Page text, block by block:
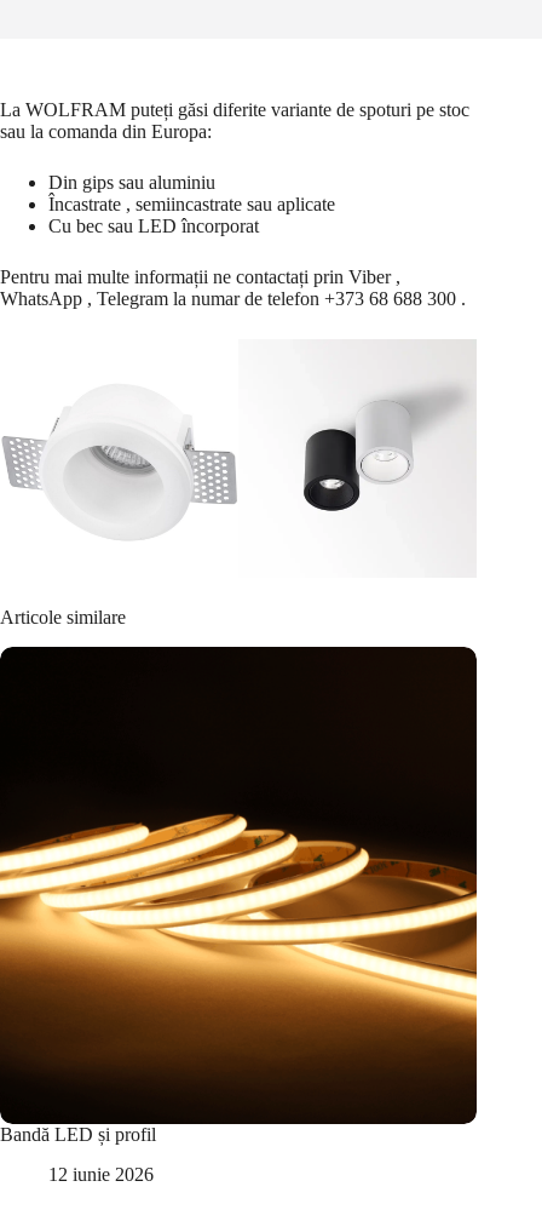
La WOLFRAM puteți găsi diferite variante de spoturi pe stoc
sau la comanda din Europa:
Din gips sau aluminiu
Încastrate , semiincastrate sau aplicate
Cu bec sau LED încorporat
Pentru mai multe informații ne contactați prin Viber,
WhatsApp , Telegram la numar de telefon +373 68 688 300 .
Articole similare
Bandă LED și profil
12 iunie 2026